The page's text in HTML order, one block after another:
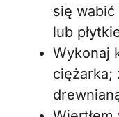
się
lub
Wykonaj
ciężarka;